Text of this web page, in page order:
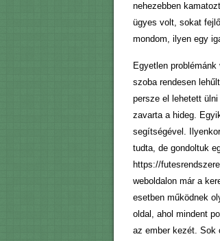
nehezebben
ügyes volt, sokat
mondom, ilyen egy
Egyetlen
szoba rendesen
persze el lehetett
zavarta a hideg.
segítségével.
tudta, de gondoltuk
https://
weboldalon már a
esetben működnek
oldal, ahol mindent
az ember kezét. Sok